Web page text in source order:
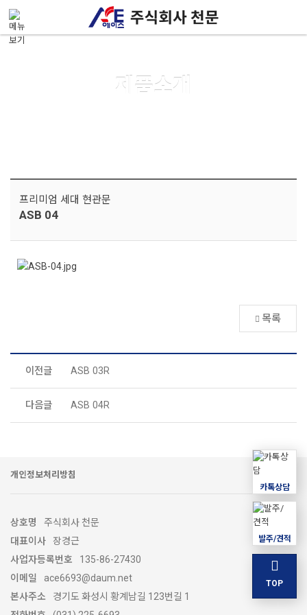
메뉴 건너뛰기
제품소개
프리미엄 세대 현관문
ASB 04
목록
이전글 ASB 03R
다음글 ASB 04R
개인정보처리방침
상호명
주식회사 천문
대표이사
장경근
사업자등록번호
135-86-27430
이메일
ace6693@daum.net
본사주소
경기도 화성시 황계남길 123번길 1
카톡상담
발주/견적
TOP